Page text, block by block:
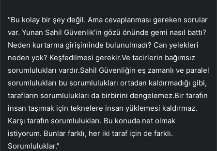
“Bu kolay bir şey değil. Ama cevaplanması gereken sorular
var. Yunan Sahil Güvenlik’in gözü önünde gemi nasıl battı?
Neden kurtarma girişiminde bulunulmadı? Can yelekleri
neden yok? Keşfedilmesi gerekir.Ve tacirlerin bağımsız
sorumlulukları vardır.Sahil Güvenliğin eş zamanlı ve paralel
sorumlulukları bu sorumlulukları ortadan kaldırmadığı gibi,
tarafların sorumlulukları da birbirini dengelemez.Bir tarafın
insan taşımak için teknelere insan yüklemesi kaldırmaz.
Karşı tarafın sorumlulukları. Bu konuda net olmak
istiyorum. Bunlar farklı, her iki taraf için de farklı.
Sorumluluklar.”